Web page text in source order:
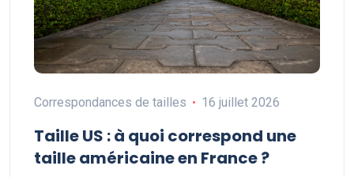
Correspondances de tailles 16 juillet 2026
Taille US : à quoi correspond une
taille américaine en France ?